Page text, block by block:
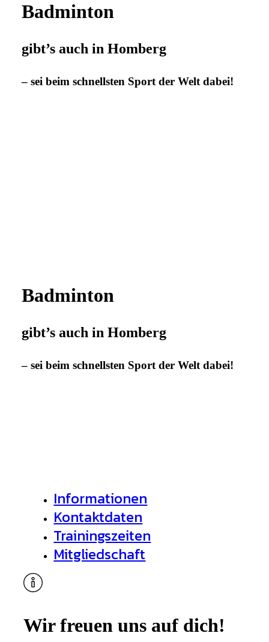
Badminton
gibt’s auch in Homberg
– sei beim schnellsten Sport der Welt dabei!
Badminton
gibt’s auch in Homberg
– sei beim schnellsten Sport der Welt dabei!
Informationen
Kontaktdaten
Trainingszeiten
Mitgliedschaft
Wir freuen uns auf dich!